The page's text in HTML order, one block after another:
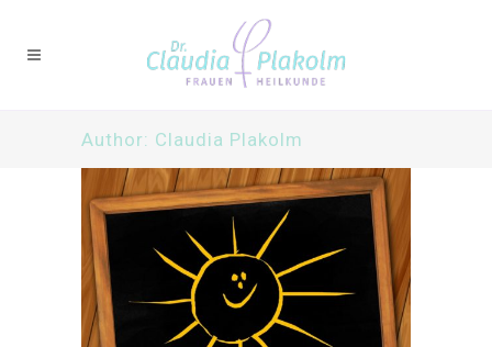
Author: Claudia Plakolm